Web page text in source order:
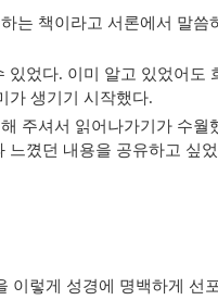
는 책이라고 서론에서 말씀
있었다. 이미 알고 있었어도
가 생기기 시작했다.
주셔서 읽어나가기가 수월
느꼈던 내용을 공유하고 싶
이렇게 성경에 명백하게 선